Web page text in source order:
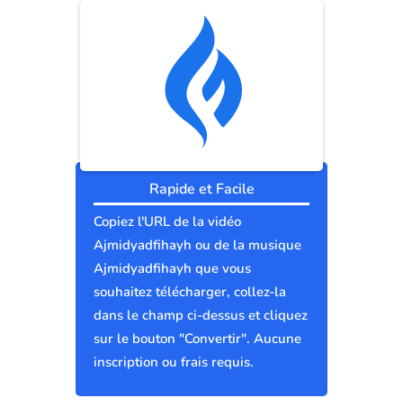
Rapide et Facile
Copiez l'URL de la vidéo
Ajmidyadfihayh ou de la musique
Ajmidyadfihayh que vous
souhaitez télécharger, collez-la
dans le champ ci-dessus et cliquez
sur le bouton "Convertir". Aucune
inscription ou frais requis.